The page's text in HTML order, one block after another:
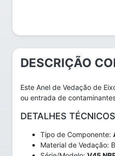
DESCRIÇÃO
Este Anel de Vedação de
ou entrada de
DETALHES TÉCNICOS
Tipo de Componente:
Material de Vedação: